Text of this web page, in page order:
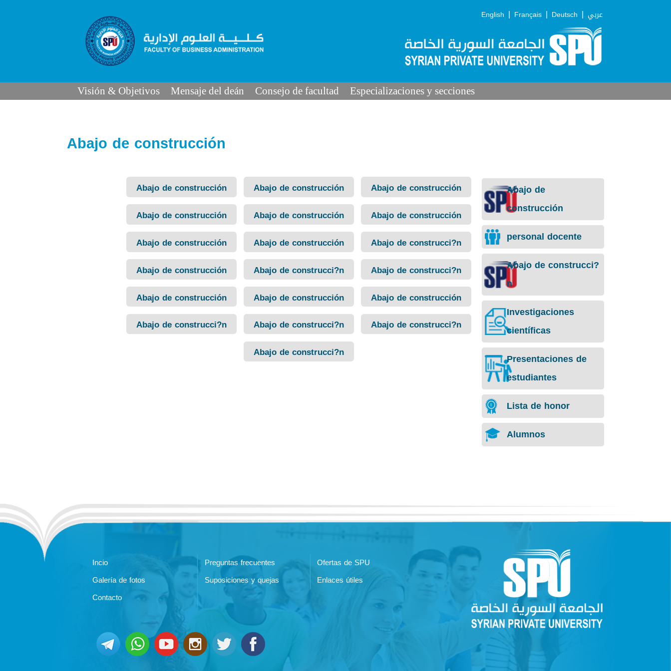
English | Français | Deutsch | عربي
Visión & Objetivos Mensaje del deán Consejo de facultad Especializaciones y secciones
Abajo de construcción
Abajo de
construcción
personal docente
Abajo de construcci?
n
Investigaciones
científicas
Presentaciones de
estudiantes
Lista de honor
Alumnos
Abajo de construcción Abajo de construcción
Abajo de construcción
Abajo de construcción
Abajo de construcción
Abajo de construcción
Abajo de construcción
Abajo de construcción
Abajo de construcci?n
Abajo de construcción
Abajo de construcci?n
Abajo de construcci?n
Abajo de construcción
Abajo de construcción
Abajo de construcción
Abajo de construcci?n
Abajo de construcci?n
Abajo de construcci?n
Abajo de construcci?n
Incio Preguntas frecuentes
Ofertas de SPU
Galería de fotos
Suposiciones y quejas
Enlaces útiles
Contacto